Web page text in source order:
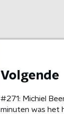
Volgende
#271: Michiel
minuten was het